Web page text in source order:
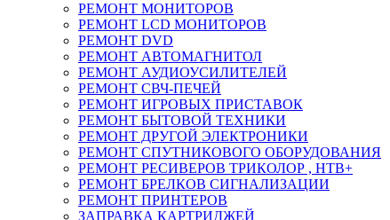
РЕМОНТ МОНИТОРОВ
РЕМОНТ LCD МОНИТОРОВ
РЕМОНТ DVD
РЕМОНТ АВТОМАГНИТОЛ
РЕМОНТ АУДИОУСИЛИТЕЛЕЙ
РЕМОНТ СВЧ-ПЕЧЕЙ
РЕМОНТ ИГРОВЫХ ПРИСТАВОК
РЕМОНТ БЫТОВОЙ ТЕХНИКИ
РЕМОНТ ДРУГОЙ ЭЛЕКТРОНИКИ
РЕМОНТ СПУТНИКОВОГО ОБОРУДОВАНИЯ
РЕМОНТ РЕСИВЕРОВ ТРИКОЛОР , НТВ+
РЕМОНТ БРЕЛКОВ СИГНАЛИЗАЦИИ
РЕМОНТ ПРИНТЕРОВ
ЗАПРАВКА КАРТРИДЖЕЙ